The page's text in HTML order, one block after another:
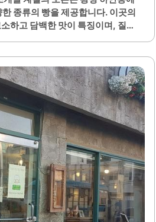
종류의 빵을 제공합니다. 이곳의
하고 담백한 맛이 특징이며, 질리
합합니다.또한, 초코 바게트는 적
으로 많은 사람들에게 사랑받고
는 포카치아와 치아바타와 같은
며, 이들 역시 신선하고 맛있습니
한 끼 식사로도 충분히 만족할 수
서비스 또한 이곳의 큰 장점 중 하
가 뛰어나며, 재료를 아끼지 않고
합니다. 이곳은 특히..